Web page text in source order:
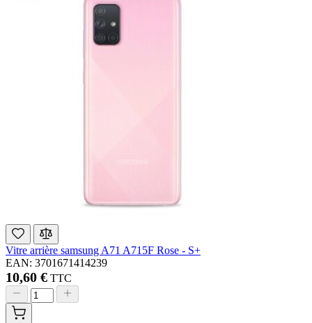
Vitre arrière samsung A71 A715F Rose - S+
EAN: 3701671414239
10,60 € TTC